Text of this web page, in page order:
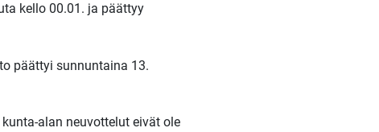
kello 00.01. ja päättyy
päättyi sunnuntaina 13.
alan neuvottelut eivät ole